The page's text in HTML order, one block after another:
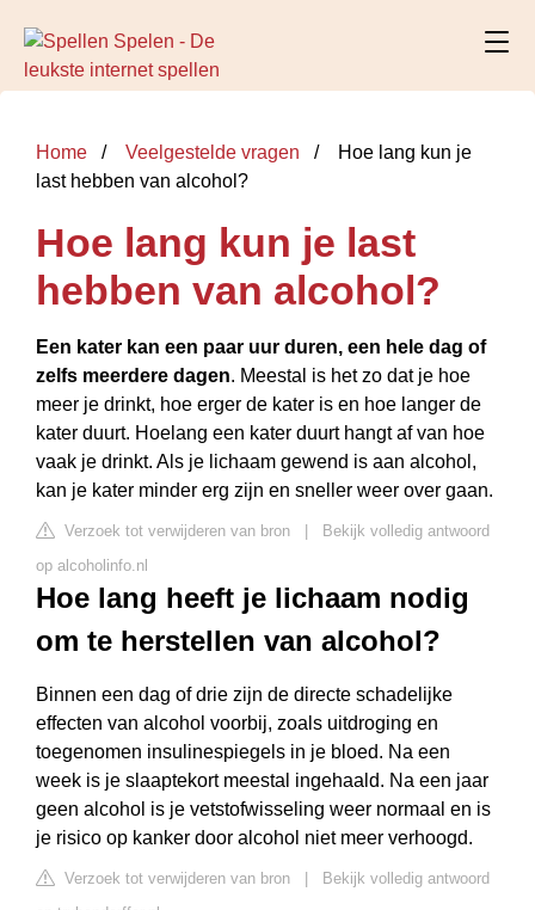
Home Veelgestelde vragen
Hoe lang kun je
last hebben van alcohol?
Hoe lang kun je last
hebben van alcohol?
Een kater kan een paar uur duren, een hele dag of
zelfs meerdere dagen. Meestal is het zo dat je hoe
meer je drinkt, hoe erger de kater is en hoe langer de
kater duurt. Hoelang een kater duurt hangt af van hoe
vaak je drinkt. Als je lichaam gewend is aan alcohol,
kan je kater minder erg zijn en sneller weer over gaan.
Verzoek tot verwijderen van bron
Bekijk volledig antwoord
op alcoholinfo.nl
Hoe lang heeft je lichaam nodig
om te herstellen van alcohol?
Binnen een dag of drie zijn de directe schadelijke
effecten van alcohol voorbij, zoals uitdroging en
toegenomen insulinespiegels in je bloed. Na een
week is je slaaptekort meestal ingehaald. Na een jaar
geen alcohol is je vetstofwisseling weer normaal en is
je risico op kanker door alcohol niet meer verhoogd.
Verzoek tot verwijderen van bron
Bekijk volledig antwoord